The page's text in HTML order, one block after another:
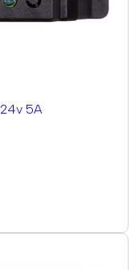
5A